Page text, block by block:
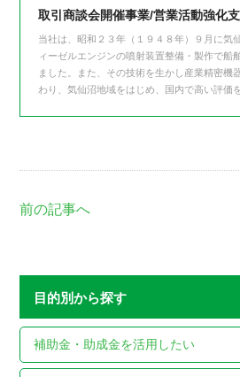
取引商談会開催事業/営業活動強化
当社は、昭和２３年（１９４８年）９月に気
ィーゼルエンジンの噴射装置整備・製作で船
ました。また、その技術を生かし産業精密機
わり、気仙沼地域をはじめ、国内で高い評価
前の記事へ
目的別から探す
補助金・助成金を活用したい